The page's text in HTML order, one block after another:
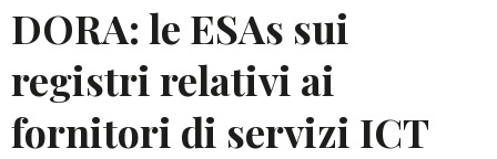
DORA: le ESAs sui
registri relativi ai
fornitori di servizi ICT